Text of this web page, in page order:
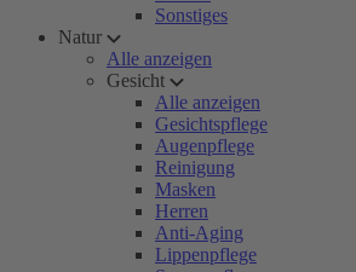
Sonstiges
Natur
Alle anzeigen
Gesicht
Alle anzeigen
Gesichtspflege
Augenpflege
Reinigung
Masken
Herren
Anti-Aging
Lippenpflege